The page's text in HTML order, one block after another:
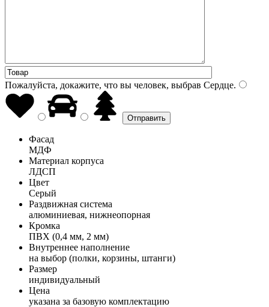
Пожалуйста, докажите, что вы человек, выбрав Сердце.
Фасад
МДФ
Материал корпуса
ЛДСП
Цвет
Серый
Раздвижная система
алюминиевая, нижнеопорная
Кромка
ПВХ (0,4 мм, 2 мм)
Внутреннее наполнение
на выбор (полки, корзины, штанги)
Размер
индивидуальный
Цена
указана за базовую комплектацию